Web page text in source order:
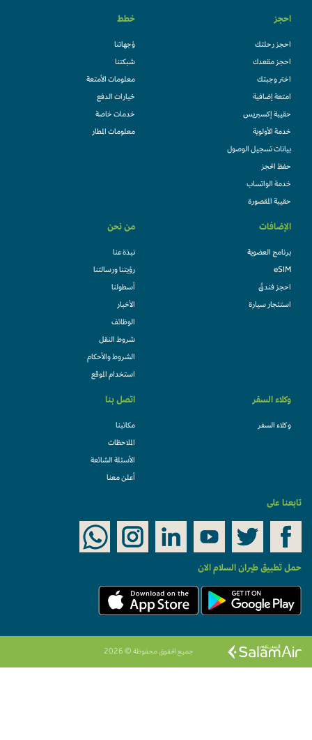
احجز
احجز رحلتك
احجز مقعدك
اختر وجبتك
امتعة إضافية
حقيبة إكسبريس
خدمة الأولوية
بيانات تسجيل الوصول
حفظ الحجز
خدمة الواتساب
حقيبة المقصورة
خطط
وُجهاتنا
شبكتنا
معلومات الأمتعة
خيارات الدفع
خدمات خاصة
معلومات المطار
الإضافات
برنامج العضوية
eSIM
احجز فندقً
استئجار سيارة
من نحن
نبذة عنا
رؤيتنا ورسالتنا
أسطولنا
الأخبار
الوظائف
شروط النقل
الشروط والأحكام
استخدام الموقع
وكلاء السفر
وكلاء السفر
اتصل بنا
مكاتبنا
الملاحظات
الأسئلة الشائعة
أعلن معنا
تابعنا على
حمل تطبيق طيران السلام الان
جميع الحقوق محفوظة © 2026